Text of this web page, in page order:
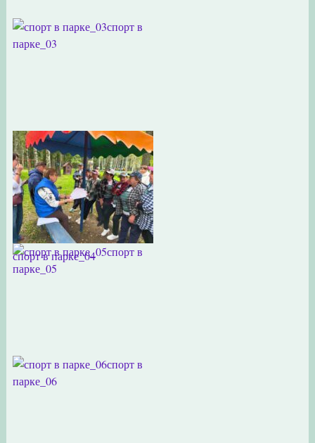
спорт в
парке_03
спорт в парке_04
спорт в
парке_05
спорт в
парке_06